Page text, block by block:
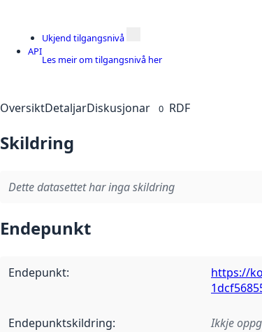
API
Ukjend tilgangsnivå
Les meir om tilgangsnivå her
OversiktDetaljarDiskusjonar 0 RDF
Skildring
Dette datasettet har inga skildring
Endepunkt
Endepunkt:
https://
Endepunktskildring: Ikkje